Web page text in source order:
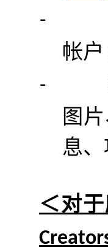
-
帐户
-
图
息
＜对